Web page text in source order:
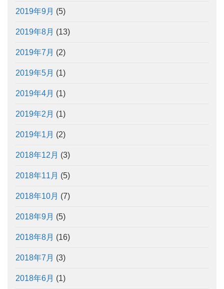
2019年9月 (5)
2019年8月 (13)
2019年7月 (2)
2019年5月 (1)
2019年4月 (1)
2019年2月 (1)
2019年1月 (2)
2018年12月 (3)
2018年11月 (5)
2018年10月 (7)
2018年9月 (5)
2018年8月 (16)
2018年7月 (3)
2018年6月 (1)